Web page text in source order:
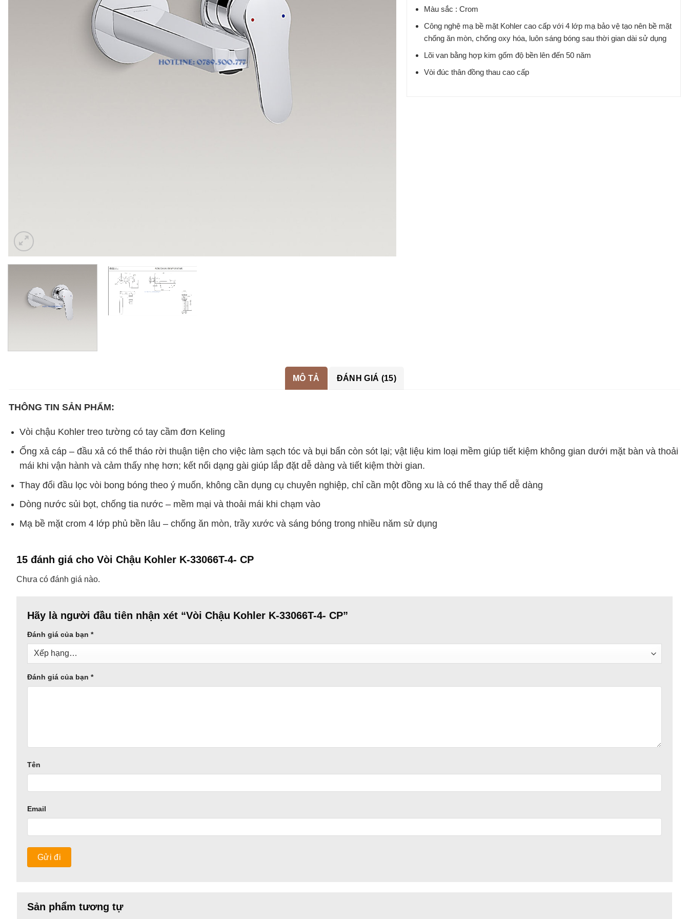
Màu sắc : Crom
Công nghệ mạ bề mặt Kohler cao cấp với 4 lớp mạ bảo vệ tạo nên bề mặt
chống ăn mòn, chống oxy hóa, luôn sáng bóng sau thời gian dài sử dụng
Lõi van bằng hợp kim gốm độ bền lên đến 50 năm
Vòi đúc thân đồng thau cao cấp
MÔ TẢ ĐÁNH GIÁ (15)
THÔNG TIN SẢN PHẨM:
Vòi chậu Kohler treo tường có tay cầm đơn Keling
Ống xả cáp – đầu xả có thể tháo rời thuận tiện cho việc làm sạch tóc và bụi bẩn còn sót lại; vật liệu kim loại mềm giúp tiết kiệm không gian dưới mặt bàn và thoải
mái khi vận hành và cảm thấy nhẹ hơn; kết nối dạng gài giúp lắp đặt dễ dàng và tiết kiệm thời gian.
Thay đổi đầu lọc vòi bong bóng theo ý muốn, không cần dụng cụ chuyên nghiệp, chỉ cần một đồng xu là có thể thay thế dễ dàng
Dòng nước sủi bọt, chống tia nước – mềm mại và thoải mái khi chạm vào
Mạ bề mặt crom 4 lớp phủ bền lâu – chống ăn mòn, trầy xước và sáng bóng trong nhiều năm sử dụng
15 đánh giá cho Vòi Chậu Kohler K-33066T-4- CP
Chưa có đánh giá nào.
Hãy là người đầu tiên nhận xét “Vòi Chậu Kohler K-33066T-4- CP”
Đánh giá của bạn *
Đánh giá của bạn *
Tên
Email
Sản phẩm tương tự